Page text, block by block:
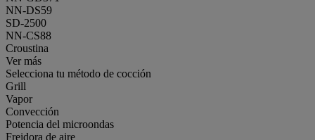
NN-DS59
SD-2500
NN-CS88
Croustina
Ver más
Selecciona tu método de cocción
Grill
Vapor
Convección
Potencia del microondas
Freidora de aire